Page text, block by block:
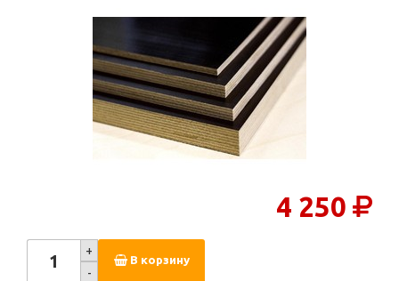
4 250
+
-
В корзину